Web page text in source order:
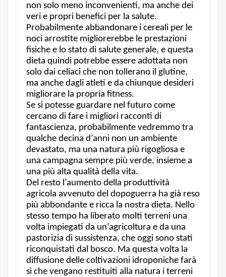
non solo meno inconvenienti, ma anche dei
veri e propri benefici per la salute.
Probabilmente abbandonare i cereali per le
noci arrostite migliorerebbe le prestazioni
fisiche e lo stato di salute generale, e questa
dieta quindi potrebbe essere adottata non
solo dai celiaci che non tollerano il glutine,
ma anche dagli atleti e da chiunque desideri
migliorare la propria fitness.
Se si potesse guardare nel futuro come
cercano di fare i migliori racconti di
fantascienza, probabilmente vedremmo tra
qualche decina d’anni non un ambiente
devastato, ma una natura più rigogliosa e
una campagna sempre più verde, insieme a
una più alta qualità della vita.
Del resto l’aumento della produttività
agricola avvenuto del dopoguerra ha già reso
più abbondante e ricca la nostra dieta. Nello
stesso tempo ha liberato molti terreni una
volta impiegati da un’agricoltura e da una
pastorizia di sussistenza, che oggi sono stati
riconquistati dal bosco. Ma questa volta la
diffusione delle coltivazioni idroponiche farà
sì che vengano restituiti alla natura i terreni